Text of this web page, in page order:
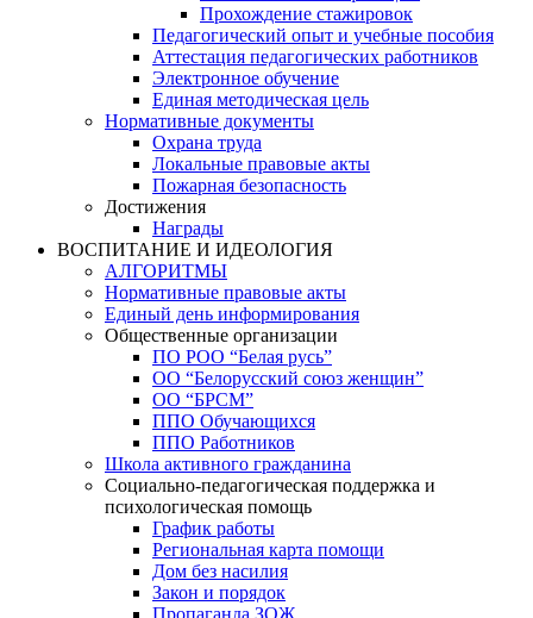
Прохождение стажировок
Педагогический опыт и учебные пособия
Аттестация педагогических работников
Электронное обучение
Единая методическая цель
Нормативные документы
Охрана труда
Локальные правовые акты
Пожарная безопасность
Достижения
Награды
ВОСПИТАНИЕ И ИДЕОЛОГИЯ
АЛГОРИТМЫ
Нормативные правовые акты
Единый день информирования
Общественные организации
ПО РОО “Белая русь”
ОО “Белорусский союз женщин”
ОО “БРСМ”
ППО Обучающихся
ППО Работников
Школа активного гражданина
Социально-педагогическая поддержка и
психологическая помощь
График работы
Региональная карта помощи
Дом без насилия
Закон и порядок
Пропаганда ЗОЖ